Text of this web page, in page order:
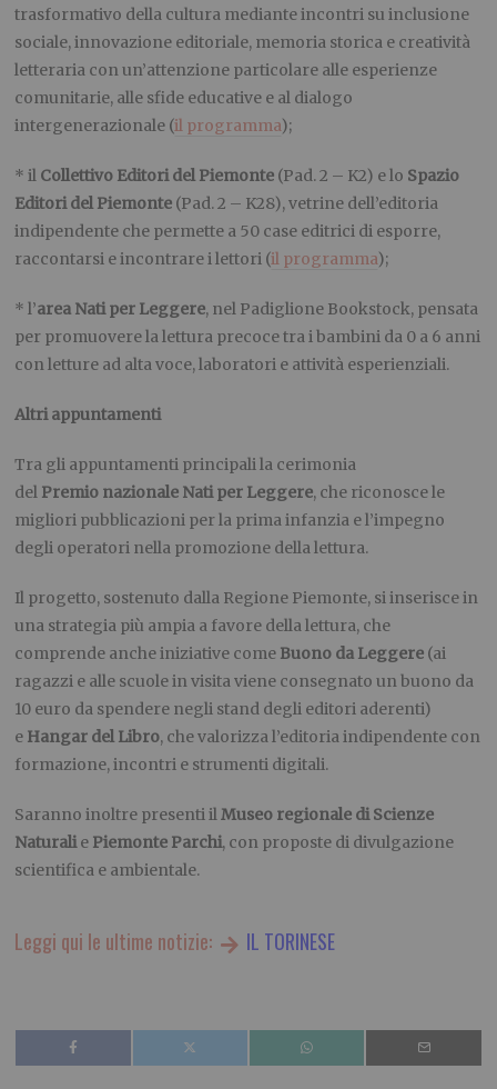
trasformativo della cultura mediante incontri su inclusione
sociale, innovazione editoriale, memoria storica e creatività
letteraria con un’attenzione particolare alle esperienze
comunitarie, alle sfide educative e al dialogo
intergenerazionale (il programma);
* il Collettivo Editori del Piemonte (Pad. 2 – K2) e lo Spazio
Editori del Piemonte (Pad. 2 – K28), vetrine dell’editoria
indipendente che permette a 50 case editrici di esporre,
raccontarsi e incontrare i lettori (il programma);
* l’area Nati per Leggere, nel Padiglione Bookstock, pensata
per promuovere la lettura precoce tra i bambini da 0 a 6 anni
con letture ad alta voce, laboratori e attività esperienziali.
Altri appuntamenti
Tra gli appuntamenti principali la cerimonia
del Premio nazionale Nati per Leggere, che riconosce le
migliori pubblicazioni per la prima infanzia e l’impegno
degli operatori nella promozione della lettura.
Il progetto, sostenuto dalla Regione Piemonte, si inserisce in
una strategia più ampia a favore della lettura, che
comprende anche iniziative come Buono da Leggere (ai
ragazzi e alle scuole in visita viene consegnato un buono da
10 euro da spendere negli stand degli editori aderenti)
e Hangar del Libro, che valorizza l’editoria indipendente con
formazione, incontri e strumenti digitali.
Saranno inoltre presenti ilMuseo regionale di Scienze
Naturalie Piemonte Parchi, con proposte di divulgazione
scientifica e ambientale.
Leggi qui le ultime notizie: IL TORINESE